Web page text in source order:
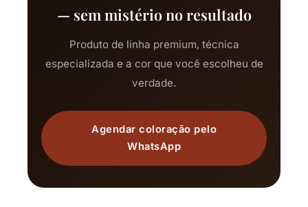
— sem mistério no resultado
Produto de linha premium, técnica
especializada e a cor que você escolheu de
verdade.
Agendar coloração pelo
WhatsApp